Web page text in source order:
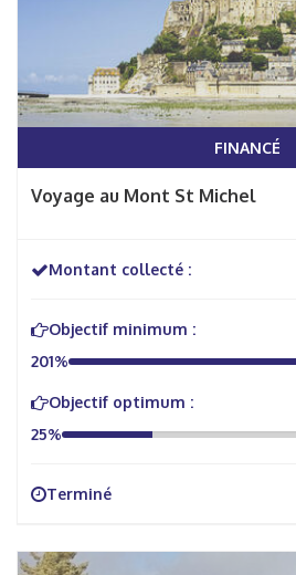
FINANCÉ
Voyage au Mont St Michel
Montant collecté :
Objectif minimum :
201%
Objectif optimum :
25%
Terminé